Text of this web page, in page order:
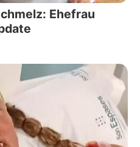
Ehefrau